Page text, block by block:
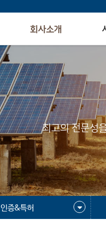
회사소개
최고의 전문성
인증&특허